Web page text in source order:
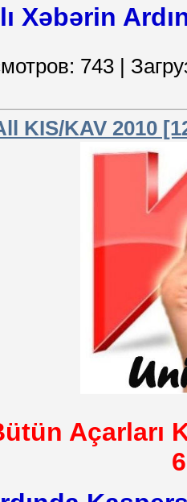
Xəbərin
743 |
KIS/KAV 2010
Açarları